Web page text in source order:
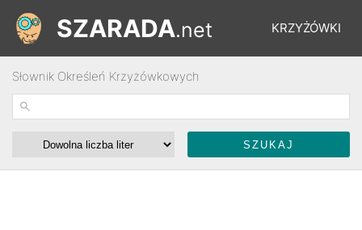
KRZYŻÓWKI
ŁAMIGŁÓWKI
SZARADA.net
Słownik Określeń Krzyżówkowych